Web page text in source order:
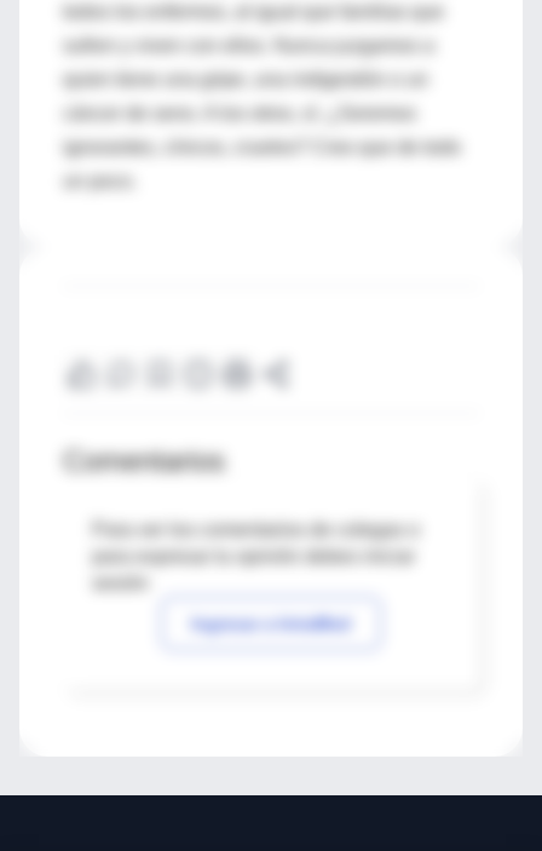
todos los enfermos, al igual que familias que
sufren y viven con ellos. Nunca juzgamos a
quien tiene una gripe, una indigestión o un
ignorantes, cínicos, crueles? Creo que de todo
Comentarios
Para ver los comentarios de colegas o
Ingresar a IntraMed